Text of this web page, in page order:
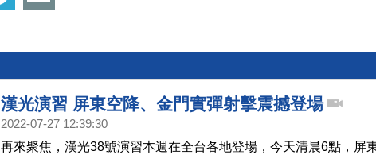
漢光演習 屏東空降、金門實彈射擊震撼登場
2022-07-27 12:39:30
再來聚焦，漢光38號演習本週在全台各地登場，今天清晨6點，屏